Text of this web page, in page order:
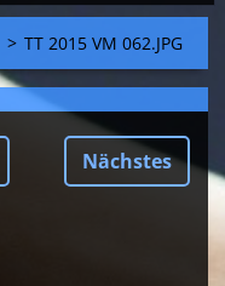
> TT 2015 VM 062.JPG
Nächstes